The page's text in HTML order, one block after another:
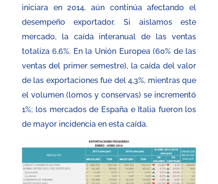
iniciara en 2014, aún continúa afectando el
desempeño exportador. Si aislamos este
mercado, la caída interanual de las ventas
totaliza 6,6%. En la Unión Europea (60% de las
ventas del primer semestre), la caída del valor
de las exportaciones fue del 4,3%, mientras que
el volumen (lomos y conservas) se incrementó
1%; los mercados de España e Italia fueron los
de mayor incidencia en esta caída.